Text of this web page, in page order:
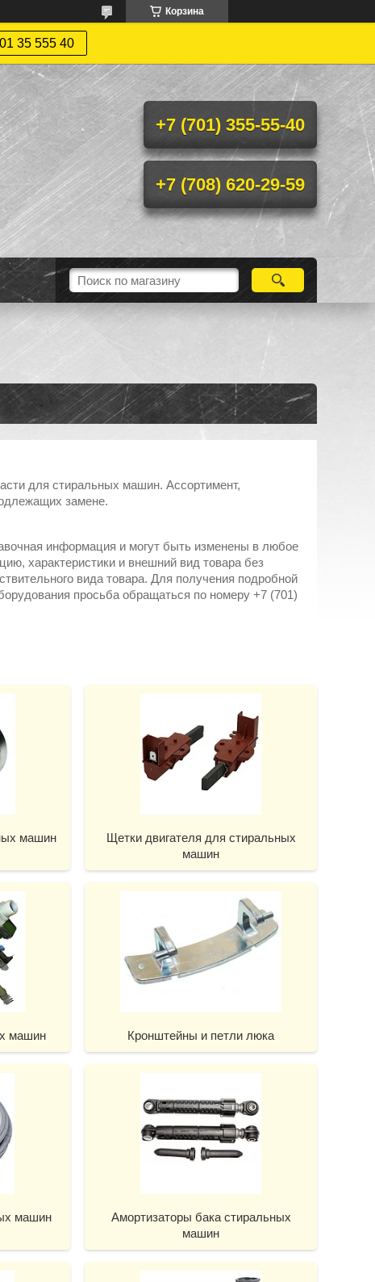
Корзина
35 555 40
+7 (701) 355-55-40
+7 (708) 620-29-59
для стиральных машин. Ассортимент,
замене.
информация и могут быть изменены в любое
характеристики и внешний вид товара без
вида товара. Для получения подробной
просьба обращаться по номеру +7 (701)
машин
Щетки двигателя для стиральных
машин
машин Кронштейны и петли люка
машин
Амортизаторы бака стиральных
машин